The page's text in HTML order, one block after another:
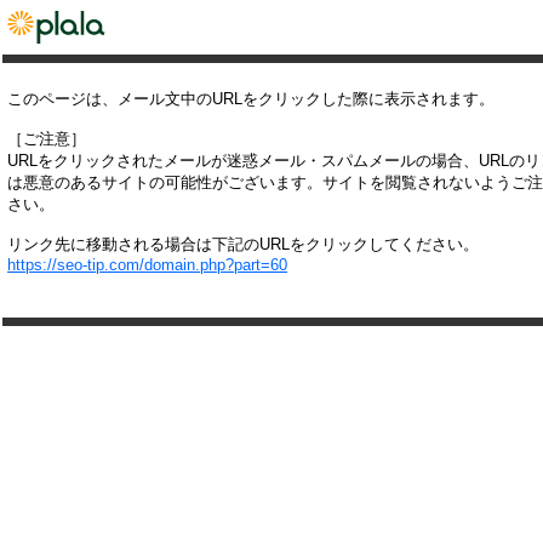
このページは、メール文中のURLをクリックした際に表示されます。
［ご注意］
URLをクリックされたメールが迷惑メール・スパムメールの場合、URLの
は悪意のあるサイトの可能性がございます。サイトを閲覧されないようご
さい。
リンク先に移動される場合は下記のURLをクリックしてください。
https://seo-tip.com/domain.php?part=60